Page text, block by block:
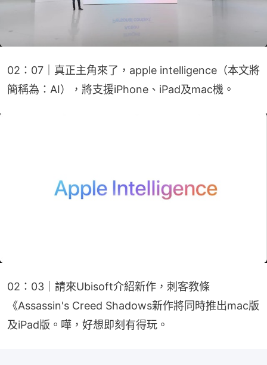
02：07｜真正主角來了，apple intelligence（本文將
簡稱為：AI），將支援iPhone、iPad及mac機。
02：03｜請來Ubisoft介紹新作，刺客教條
《Assassin's Creed Shadows新作將同時推出mac版
及iPad版。嘩，好想即刻有得玩。